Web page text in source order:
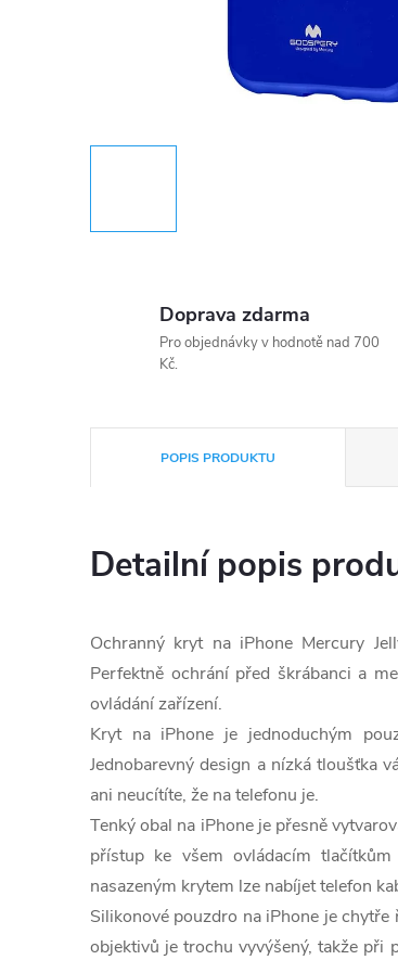
Doprava zdarma
Pro objednávky v hodnotě nad 700
Kč.
POPIS PRODUKTU
Detailní popis
Ochranný kryt na iPhone Mercury
Perfektně ochrání před škrábanci a
ovládání zařízení.
Kryt na iPhone je jednoduchým
Jednobarevný design a nízká tloušťka
ani neucítíte, že na telefonu je.
Tenký obal na iPhone je přesně
přístup ke všem ovládacím
nasazeným krytem lze nabíjet telefon
Silikonové pouzdro na iPhone je
objektivů je trochu vyvýšený, takže při